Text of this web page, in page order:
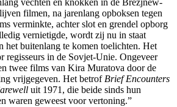
vechten en knokken in de Brezjnew-
filmen, na jarenlang opboksen tegen
verminkte, achter slot en grendel opborg
vernietigde, wordt zij nu in staat
het buitenlang te komen toelichten. Het
regisseurs in de Sovjet-Unie. Ongeveer
twee films van Kira Muratova door de
vrijgegeven. Het betrof Brief Encounters
uit 1971, die beide sinds hun
waren geweest voor vertoning.”